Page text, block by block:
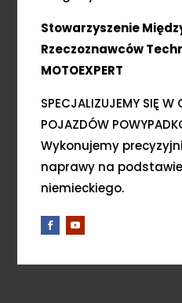
Stowarzyszenie
Rzeczoznawców
MOTOEXPERT
SPECJALIZUJEMY SIĘ W
POJAZDÓW
Wykonujemy
naprawy na
niemieckiego.